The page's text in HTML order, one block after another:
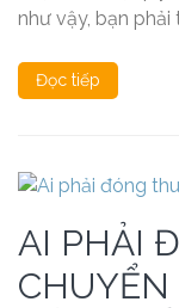
như vậy, bạn phải
Đọc tiếp
AI PHẢI